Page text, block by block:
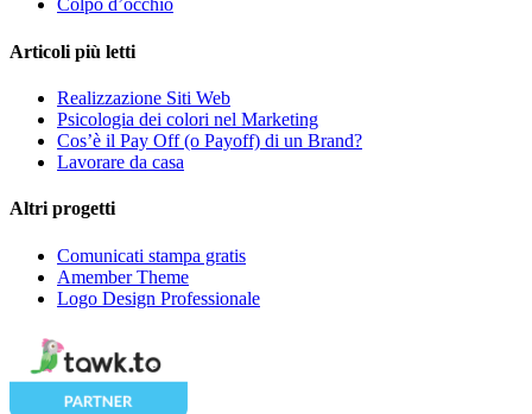
Colpo d’occhio
Articoli più letti
Realizzazione Siti Web
Psicologia dei colori nel Marketing
Cos’è il Pay Off (o Payoff) di un Brand?
Lavorare da casa
Altri progetti
Comunicati stampa gratis
Amember Theme
Logo Design Professionale